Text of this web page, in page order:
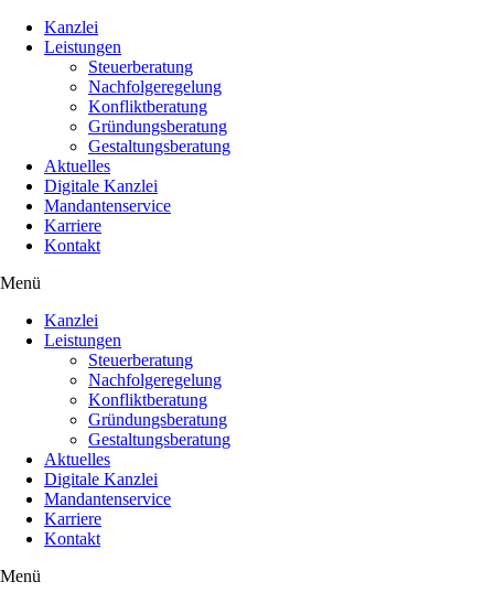
Kanzlei
Leistungen
Steuerberatung
Nachfolgeregelung
Konfliktberatung
Gründungsberatung
Gestaltungsberatung
Aktuelles
Digitale Kanzlei
Mandantenservice
Karriere
Kontakt
Menü
Kanzlei
Leistungen
Steuerberatung
Nachfolgeregelung
Konfliktberatung
Gründungsberatung
Gestaltungsberatung
Aktuelles
Digitale Kanzlei
Mandantenservice
Karriere
Kontakt
Menü